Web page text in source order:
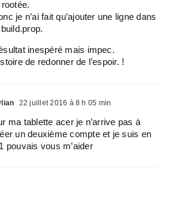
je n’ai fait qu’ajouter une ligne dans
inespéré mais impec.
de redonner de l’espoir. !
22 juillet 2016 à 8 h 05 min
ma tablette acer je n’arrive pas à
un deuxième compte et je suis en
pouvais vous m’aider